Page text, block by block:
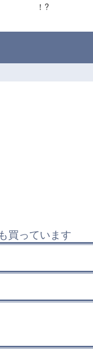
！?
買っています